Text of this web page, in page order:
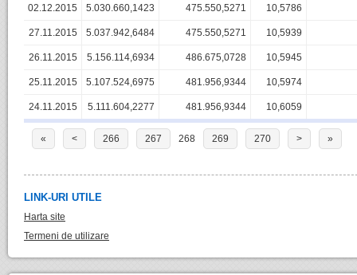
02.12.2015 5.030.660,1423 475.550,5271 10,5786
27.11.2015 5.037.942,6484 475.550,5271 10,5939
26.11.2015 5.156.114,6934 486.675,0728 10,5945
25.11.2015 5.107.524,6975 481.956,9344 10,5974
24.11.2015 5.111.604,2277 481.956,9344 10,6059
« < 266 267 268 269 270 > »
LINK-URI UTILE
Harta site
Termeni de utilizare